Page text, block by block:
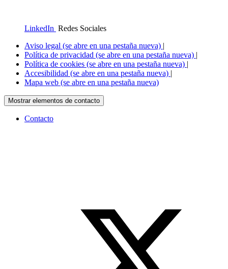
LinkedIn Redes Sociales
Aviso legal (se abre en una pestaña nueva) |
Política de privacidad (se abre en una pestaña nueva) |
Política de cookies (se abre en una pestaña nueva) |
Accesibilidad (se abre en una pestaña nueva) |
Mapa web (se abre en una pestaña nueva)
Mostrar elementos de contacto
Contacto